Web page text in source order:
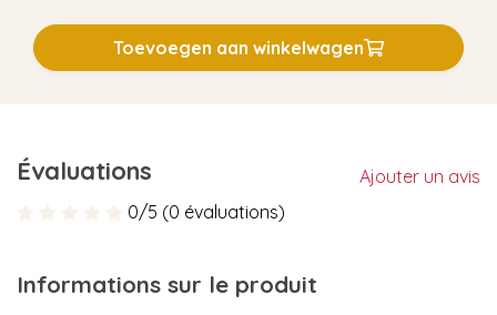
Toevoegen aan winkelwagen
Évaluations
Ajouter un avis
0/5 (0 évaluations)
Informations sur le produit